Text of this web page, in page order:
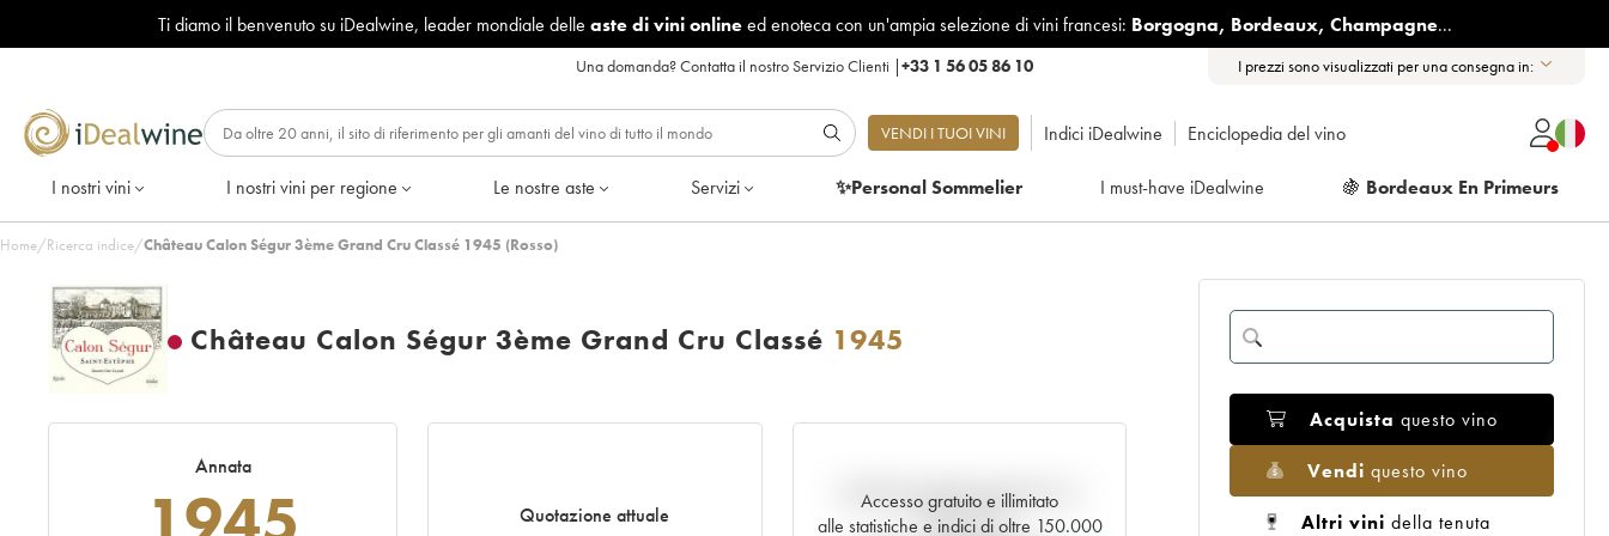
Ti diamo il benvenuto su iDealwine, leader mondiale delle aste di vini onlineed enoteca con un'ampia selezione di vini francesi: Borgogna, Bordeaux, Champagne...
Una domanda?Contatta il nostro Servizio Clienti |+33 1 56 05 86 10 I prezzi sono visualizzati per una consegna in:
VENDI I TUOI VINI Indici iDealwine Enciclopedia del vino
I nostri vini I nostri vini per regione Le nostre aste Servizi ✨Personal Sommelier I must-have iDealwine 🍇 Bordeaux En Primeurs
Home/Ricerca indice/Château Calon Ségur 3ème Grand Cru Classé 1945 (Rosso)
Château Calon Ségur 3ème Grand Cru Classé 1945
Annata
Quotazione attuale
Accesso gratuito e illimitato
alle statistiche e indici di oltre 150.000
Andamento della quotazione in
tempo reale
Acquista questo vino
Vendi questo vino
Altri vini della tenuta